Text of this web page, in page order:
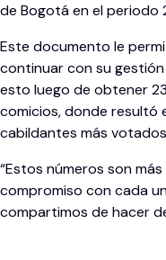
de Bogotá en el periodo
Este documento le
continuar con su
esto luego de obtener
comicios, donde resultó
cabildantes más
“Estos números son
compromiso con cada
compartimos de hacer